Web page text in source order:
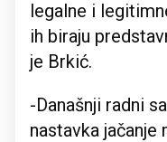
legalne i
ih biraju
je Brkić.
-Današnji radni
nastavka jačanje